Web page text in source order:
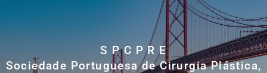
S P C P R E
Sociedade Portuguesa de Cirurgia Plástica,